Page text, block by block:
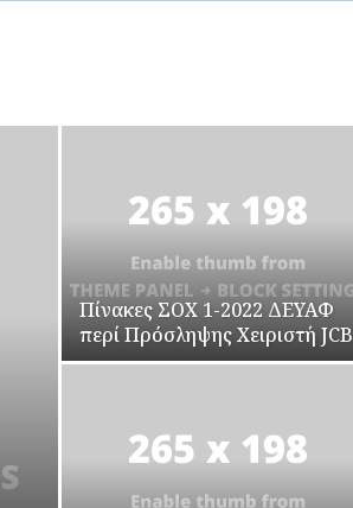
Πίνακες ΣΟΧ 1-2022 ΔΕΥΑΦ
περί Πρόσληψης Χειριστή JCB